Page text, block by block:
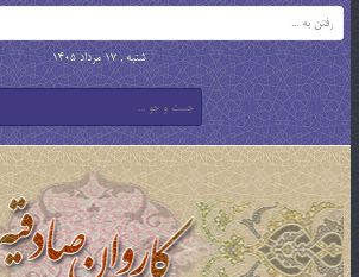
شنبه , 17 مرداد 1405